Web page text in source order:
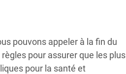
pouvons appeler à la fin du
pour assurer que les plus
pour la santé et